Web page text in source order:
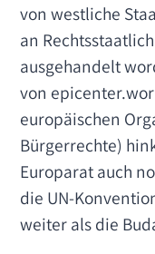
von westliche
an
ausgehandelt
von
europäischen
Bürgerrechte)
Europarat auch
die UN-
weiter als die